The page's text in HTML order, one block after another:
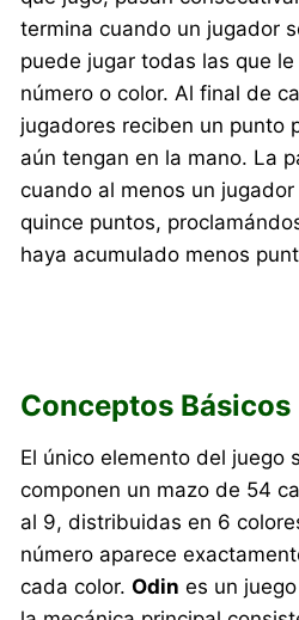
termina cuando un jugador
puede jugar todas las que
número o color. Al final de
jugadores reciben un punto
aún tengan en la mano. La
cuando al menos un
quince puntos,
haya acumulado menos
Conceptos Básicos
El único elemento del juego
componen un mazo de 54
al 9, distribuidas en 6
número aparece
cada color.Odin es un